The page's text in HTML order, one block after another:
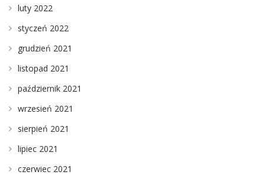
luty 2022
styczeń 2022
grudzień 2021
listopad 2021
październik 2021
wrzesień 2021
sierpień 2021
lipiec 2021
czerwiec 2021